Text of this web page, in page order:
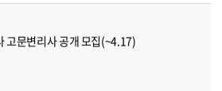
고문변리사 공개 모집(~4.17)